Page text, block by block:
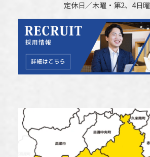
定休日／木曜・第2、4日曜